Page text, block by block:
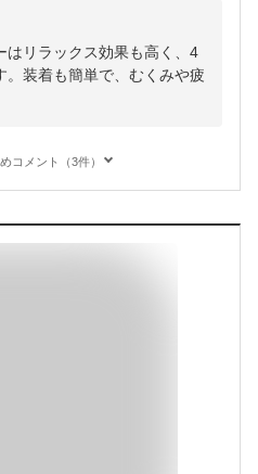
はリラックス効果も高く、4
。装着も簡単で、むくみや疲
コメント（3件）